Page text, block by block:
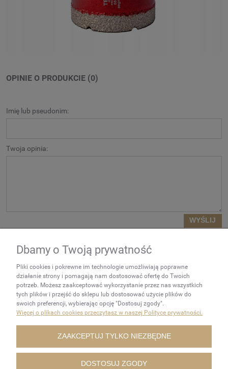
OPINIE O PRODUKCIE (0)
Imię lub pseudonim:
Twoja opinia:
WYŚLIJ
NEWSLETTER
Podaj swój adres e-mail, jeżeli
chcesz otrzymywać
informacje o nowościach i
promocjach.
ZAKUPY
Dbamy o Twoją prywatność
Pliki cookies i pokrewne im technologie umożliwiają poprawne
działanie strony i pomagają nam dostosować ofertę do Twoich
potrzeb. Możesz zaakceptować wykorzystanie przez nas wszystkich
tych plików i przejść do sklepu lub dostosować użycie plików do
swoich preferencji, wybierając opcję "Dostosuj zgody".
Więcej o plikach cookies przeczytasz w naszej Polityce prywatności.
ZAAKCEPTUJ TYLKO NIEZBĘDNE
DOSTOSUJ ZGODY